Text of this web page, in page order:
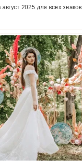
2025 для всех знаков